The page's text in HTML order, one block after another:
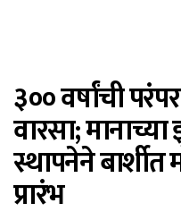
३०० वर्षांची
वारसा;
स्थापनेने
प्रारंभ